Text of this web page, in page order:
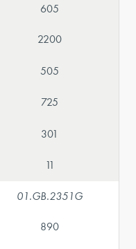
605
2200
505
725
301
11
01.GB.2351G
890